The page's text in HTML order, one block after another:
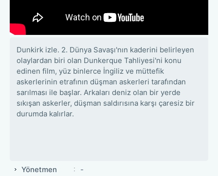
Dunkirk izle. 2. Dünya Savaşı'nın kaderini belirleyen
olaylardan biri olan Dunkerque Tahliyesi'ni konu
edinen film, yüz binlerce İngiliz ve müttefik
askerlerinin etrafının düşman askerleri tarafından
sarılması ile başlar. Arkaları deniz olan bir yerde
sıkışan askerler, düşman saldırısına karşı çaresiz bir
durumda kalırlar.
Yönetmen
-